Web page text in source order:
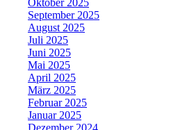
September 2025
August 2025
Juli 2025
Juni 2025
Mai 2025
April 2025
März 2025
Februar 2025
Januar 2025
Dezember 2024